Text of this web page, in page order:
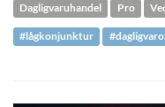
Dagligvaruhandel Pro
#lågkonjunktur